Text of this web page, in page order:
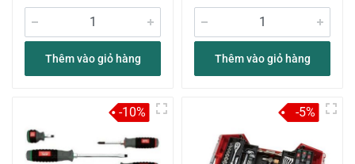
Thêm vào giỏ hàng Thêm vào giỏ hàng
-10% -5%